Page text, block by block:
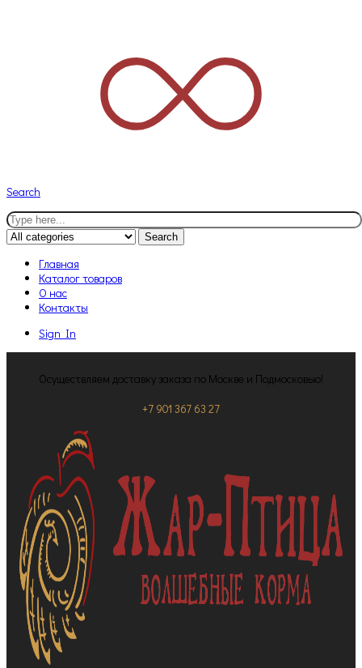
Search
Search
Главная
Каталог товаров
О нас
Контакты
Sign In
Осуществляем доставку заказа по Москве и Подмосковью!
+7 901 367 63 27